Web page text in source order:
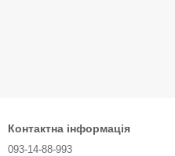
Контактна інформація
093-14-88-993